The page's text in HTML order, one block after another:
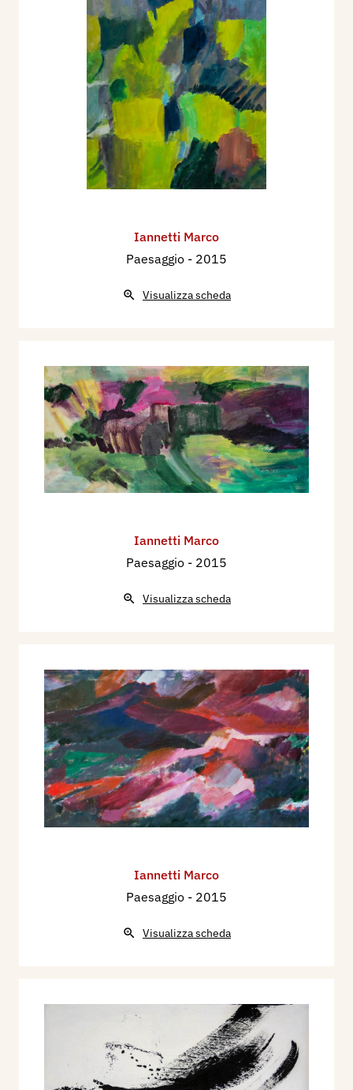
Iannetti Marco
Paesaggio - 2015
Visualizza scheda
Iannetti Marco
Paesaggio - 2015
Visualizza scheda
Iannetti Marco
Paesaggio - 2015
Visualizza scheda